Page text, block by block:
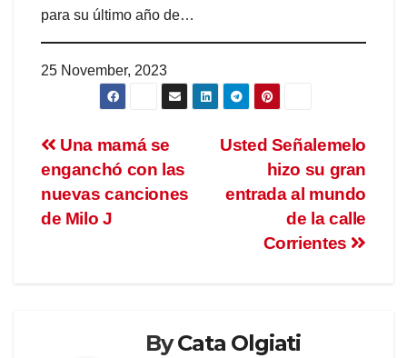
para su último año de…
25 November, 2023
Usted Señalemelo
hizo su gran
entrada al mundo
de la calle
Corrientes
Una mamá se
enganchó con las
nuevas canciones
de Milo J
ByCata Olgiati